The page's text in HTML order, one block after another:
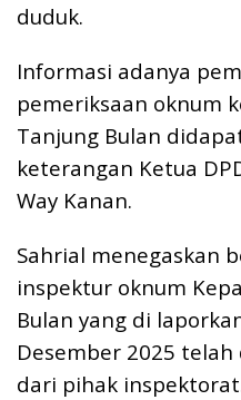
duduk.
Informasi adanya
pemeriksaan oknum
Tanjung Bulan
keterangan Ketua
Way Kanan.
Sahrial menegaskan
inspektur oknum
Bulan yang di
Desember 2025
dari pihak